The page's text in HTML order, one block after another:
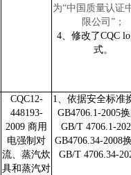
为“中国质量认证
限公司 ” ；
4、修改了CQC
式。
CQC12-
448193-
2009 商用
电强制对
流、蒸汽炊
具和蒸汽对
1 、依据安全标准
GB4706.1-2005
GB/T 4706.1-
GB4706.34-2008
GB/T 4706.34-